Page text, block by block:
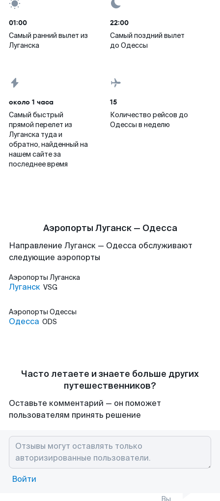
01:00
Самый ранний вылет из
Луганска
22:00
Самый поздний вылет
до Одессы
около 1 часа
Самый быстрый
прямой перелет из
Луганска туда и
обратно, найденный на
нашем сайте за
последнее время
15
Количество рейсов до
Одессы в неделю
Аэропорты Луганск — Одесса
Направление Луганск — Одесса обслуживают
следующие аэропорты
Аэропорты Луганска
Луганск VSG
Аэропорты Одессы
Одесса ODS
Часто летаете и знаете больше других
путешественников?
Оставьте комментарий — он поможет
пользователям принять решение
Войти
Вы